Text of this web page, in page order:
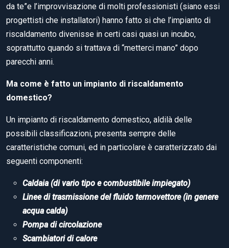
da te”e l’improvvisazione di molti professionisti (siano essi
progettisti che installatori) hanno fatto si che l’impianto di
riscaldamento divenisse in certi casi quasi un incubo,
soprattutto quando si trattava di “metterci mano” dopo
parecchi anni.
Ma come è fatto un impianto di riscaldamento
domestico?
Un impianto di riscaldamento domestico, aldilà delle
possibili classificazioni, presenta sempre delle
caratteristiche comuni, ed in particolare è caratterizzato dai
seguenti componenti:
Caldaia (di vario tipo e combustibile impiegato)
Linee di trasmissione del fluido termovettore (in genere
acqua calda)
Pompa di circolazione
Scambiatori di calore